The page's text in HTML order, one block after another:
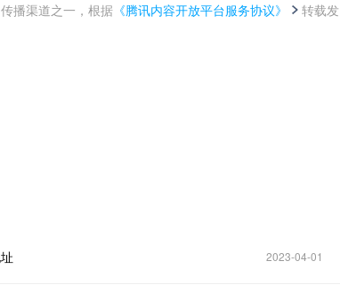
播渠道之一，根据 《腾讯内容开放平台服务协议》
转载发
2023-04-01